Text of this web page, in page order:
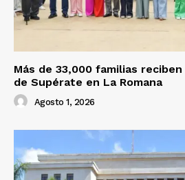
Más de 33,000 familias
de Supérate en La Romana
Agosto 1, 2026